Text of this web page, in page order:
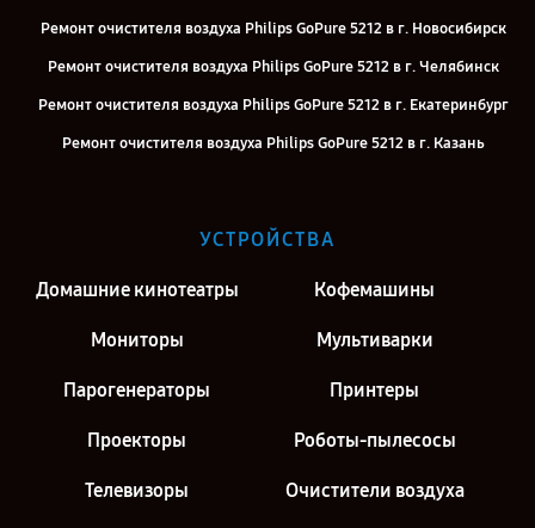
Ремонт очистителя воздуха Philips GoPure 5212 в г. Новосибирск
Ремонт очистителя воздуха Philips GoPure 5212 в г. Челябинск
Ремонт очистителя воздуха Philips GoPure 5212 в г. Екатеринбург
Ремонт очистителя воздуха Philips GoPure 5212 в г. Казань
Ремонт очистителя воздуха Philips GoPure 5212 в г. Санкт-
УСТРОЙСТВА
Домашние кинотеатры Кофемашины
Мониторы Мультиварки
Парогенераторы Принтеры
Проекторы Роботы-пылесосы
Телевизоры Очистители воздуха